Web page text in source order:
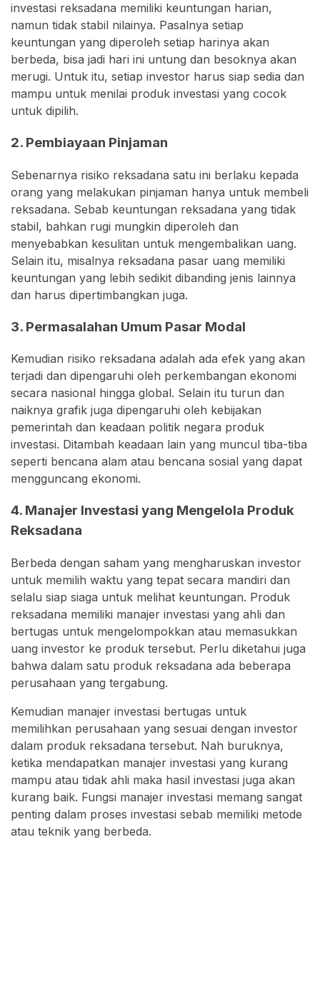
investasi reksadana memiliki keuntungan harian,
namun tidak stabil nilainya. Pasalnya setiap
keuntungan yang diperoleh setiap harinya akan
berbeda, bisa jadi hari ini untung dan besoknya akan
merugi. Untuk itu, setiap investor harus siap sedia dan
mampu untuk menilai produk investasi yang cocok
untuk dipilih.
2. Pembiayaan Pinjaman
Sebenarnya risiko reksadana satu ini berlaku kepada
orang yang melakukan pinjaman hanya untuk membeli
reksadana. Sebab keuntungan reksadana yang tidak
stabil, bahkan rugi mungkin diperoleh dan
menyebabkan kesulitan untuk mengembalikan uang.
Selain itu, misalnya reksadana pasar uang memiliki
keuntungan yang lebih sedikit dibanding jenis lainnya
dan harus dipertimbangkan juga.
3. Permasalahan Umum Pasar Modal
Kemudian risiko reksadana adalah ada efek yang akan
terjadi dan dipengaruhi oleh perkembangan ekonomi
secara nasional hingga global. Selain itu turun dan
naiknya grafik juga dipengaruhi oleh kebijakan
pemerintah dan keadaan politik negara produk
investasi. Ditambah keadaan lain yang muncul tiba-tiba
seperti bencana alam atau bencana sosial yang dapat
mengguncang ekonomi.
4. Manajer Investasi yang Mengelola Produk
Reksadana
Berbeda dengan saham yang mengharuskan investor
untuk memilih waktu yang tepat secara mandiri dan
selalu siap siaga untuk melihat keuntungan. Produk
reksadana memiliki manajer investasi yang ahli dan
bertugas untuk mengelompokkan atau memasukkan
uang investor ke produk tersebut. Perlu diketahui juga
bahwa dalam satu produk reksadana ada beberapa
perusahaan yang tergabung.
Kemudian manajer investasi bertugas untuk
memilihkan perusahaan yang sesuai dengan investor
dalam produk reksadana tersebut. Nah buruknya,
ketika mendapatkan manajer investasi yang kurang
mampu atau tidak ahli maka hasil investasi juga akan
kurang baik. Fungsi manajer investasi memang sangat
penting dalam proses investasi sebab memiliki metode
atau teknik yang berbeda.